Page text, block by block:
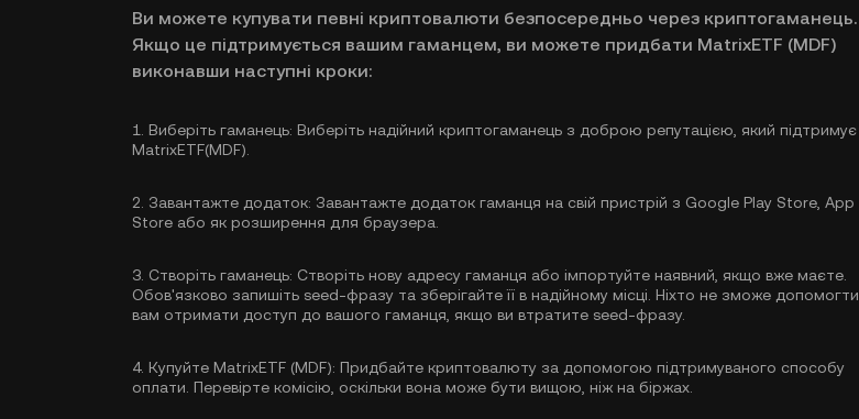
Ви можете купувати певні криптовалюти безпосередньо через криптогаманець.
Якщо це підтримується вашим гаманцем, ви можете придбати MatrixETF (MDF)
виконавши наступні кроки:
1. Виберіть гаманець: Виберіть надійний криптогаманець з доброю репутацією, який підтримує
MatrixETF(MDF).
2. Завантажте додаток: Завантажте додаток гаманця на свій пристрій з Google Play Store, App
Store або як розширення для браузера.
3. Створіть гаманець: Створіть нову адресу гаманця або імпортуйте наявний, якщо вже маєте.
Обов'язково запишіть seed-фразу та зберігайте її в надійному місці. Ніхто не зможе допомогти
вам отримати доступ до вашого гаманця, якщо ви втратите seed-фразу.
4. Купуйте MatrixETF (MDF): Придбайте криптовалюту за допомогою підтримуваного способу
оплати. Перевірте комісію, оскільки вона може бути вищою, ніж на біржах.